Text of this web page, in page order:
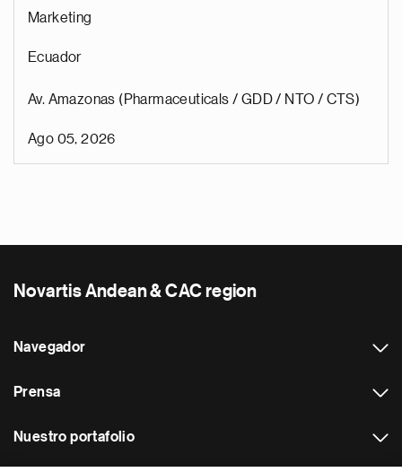
Marketing
Ecuador
Av. Amazonas (Pharmaceuticals / GDD / NTO / CTS)
Ago 05, 2026
Novartis Andean & CAC region
Navegador
Prensa
Nuestro portafolio